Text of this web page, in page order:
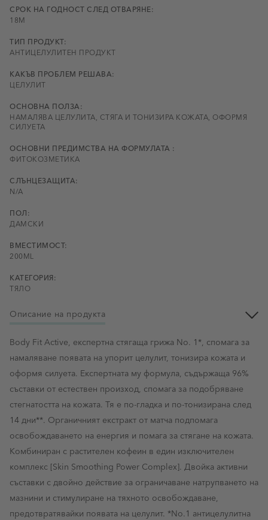
СРОК НА ГОДНОСТ СЛЕД ОТВАРЯНЕ:
18М
ТИП ПРОДУКТ:
АНТИЦЕЛУЛИТЕН ПРОДУКТ
КАКЪВ ПРОБЛЕМ РЕШАВА:
ЦЕЛУЛИТ
ОСНОВНА ПОЛЗА:
НАМАЛЯВА ЦЕЛУЛИТА, СТЯГА И ТОНИЗИРА КОЖАТА, ОФОРМЯ
СИЛУЕТА
ОСНОВНИ ПРЕДИМСТВА НА ФОРМУЛАТА :
ФИТОКОЗМЕТИКА
СЛЪНЦЕЗАЩИТА:
N/A
ПОЛ:
ДАМСКИ
ВМЕСТИМОСТ:
200ML
КАТЕГОРИЯ:
ТЯЛО
Описание на продукта
Body Fit Active, експертна стягаща грижа No. 1*, спомага за
намаляване появата на упорит целулит, тонизира кожата и
оформя силуета. Експертната му формула, съдържаща 96%
съставки от естествен произход, спомага за подобряване
стегнатостта на кожата. Тя е по-гладка и по-тонизирана след
14 дни**. Органичният екстракт от матча подпомага
освобождаването на енергия и помага за стягане на кожата.
Комбиниран с растителен кофеин в един изключителен
комплекс [Skin Smoothing Power Complex]. Двойка активни
съставки с двойно действие за ограничаване натрупването на
мазнини и стимулиране на тяхното освобождаване,
предотвратявайки появата на целулит. *No.1 антицелулитна